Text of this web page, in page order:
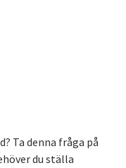
Ta denna fråga på
du ställa